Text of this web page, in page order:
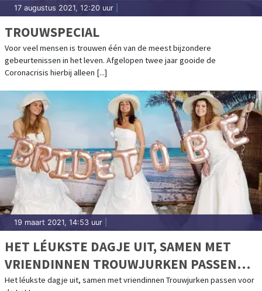
17 augustus 2021, 12:20 uur
TROUWSPECIAL
Voor veel mensen is trouwen één van de meest bijzondere
gebeurtenissen in het leven. Afgelopen twee jaar gooide de
Coronacrisis hierbij alleen [...]
19 maart 2021, 14:53 uur
HET LÉUKSTE DAGJE UIT, SAMEN MET
VRIENDINNEN TROUWJURKEN PASSEN
VOOR DE LOL!
Het léukste dagje uit, samen met vriendinnen Trouwjurken passen voor